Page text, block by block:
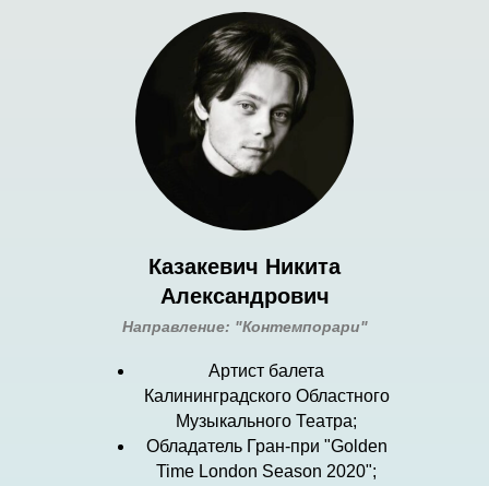
Казакевич Никита
Александрович
Направление: "Контемпорари"
Артист балета
Калининградского Областного
Музыкального Театра;
Обладатель Гран-при "Golden
Time London Season 2020";